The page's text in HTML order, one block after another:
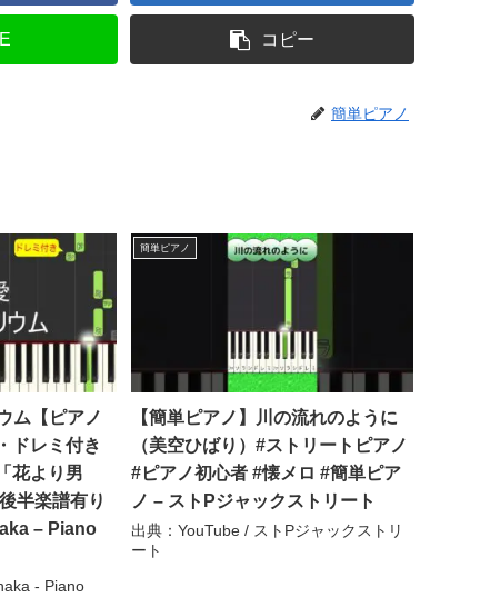
コピー
簡単ピアノ
ム【ピアノ
ドレミ付き
花より男
半楽譜有り
– Piano
- Piano
簡単ピアノ
【簡単ピアノ】川の流れのように
（美空ひばり）#ストリートピアノ
#ピアノ初心者 #懐メロ #簡単ピア
ノ – ストPジャックストリート
出典：YouTube / ストPジャックストリ
ート